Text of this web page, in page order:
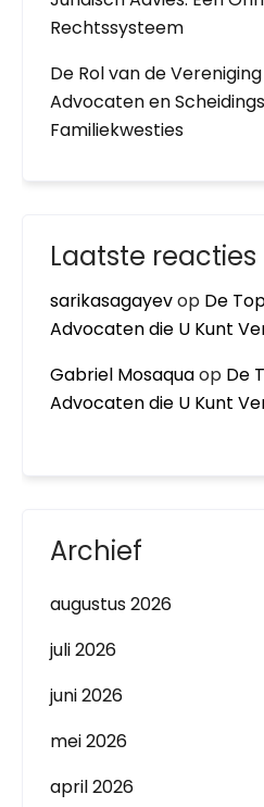
Rechtssysteem
De Rol van de
Advocaten en
Familiekwesties
Laatste reacties
sarikasagayevop De
Advocaten die U Kunt
Gabriel Mosaquaop De
Advocaten die U Kunt
Archief
augustus 2026
juli 2026
juni 2026
mei 2026
april 2026